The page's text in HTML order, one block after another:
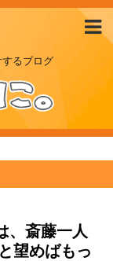
るブログ
、斎藤一人
望めばもっ